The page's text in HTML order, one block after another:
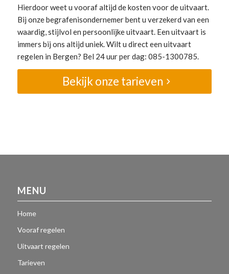
Hierdoor weet u vooraf altijd de kosten voor de uitvaart.
Bij onze begrafenisondernemer bent u verzekerd van een
waardig, stijlvol en persoonlijke uitvaart. Een uitvaart is
immers bij ons altijd uniek. Wilt u direct een uitvaart
regelen in Bergen? Bel 24 uur per dag: 085-1300785.
Bekijk onze tarieven
MENU
Home
Vooraf regelen
Uitvaart regelen
Tarieven